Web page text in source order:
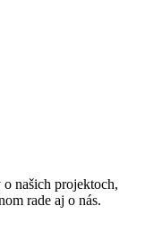
našich projektoch,
rade aj o nás.